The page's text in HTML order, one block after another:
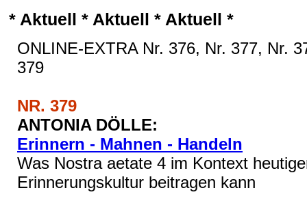
* Aktuell * Aktuell * Aktuell *
ONLINE-EXTRA Nr. 376, Nr. 377, Nr.
379
NR. 379
ANTONIA DÖLLE:
Erinnern - Mahnen - Handeln
Was Nostra aetate 4 im Kontext
Erinnerungskultur beitragen kann